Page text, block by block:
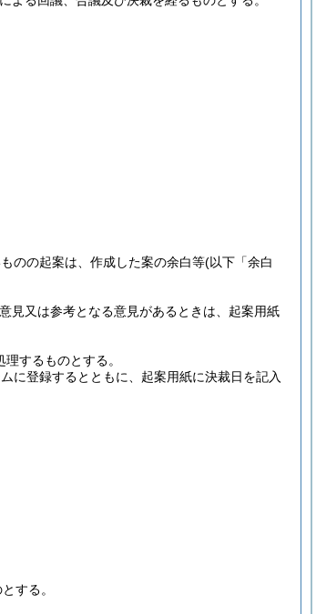
のの起案は、作成した案の余白等(以下「余白
見又は参考となる意見があるときは、起案用紙
するものとする。
に登録するとともに、起案用紙に決裁日を記入
する。